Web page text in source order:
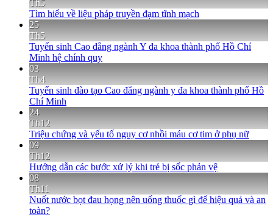
Th5
Tìm hiểu về liệu pháp truyền đạm tĩnh mạch
25
Th5
Tuyển sinh Cao đẳng ngành Y đa khoa thành phố Hồ Chí
Minh hệ chính quy
03
Th4
Tuyển sinh đào tạo Cao đẳng ngành y đa khoa thành phố Hồ
Chí Minh
24
Th12
Triệu chứng và yếu tố nguy cơ nhồi máu cơ tim ở phụ nữ
09
Th12
Hướng dẫn các bước xử lý khi trẻ bị sốc phản vệ
08
Th11
Nuốt nước bọt đau họng nên uống thuốc gì để hiệu quả và an
toàn?